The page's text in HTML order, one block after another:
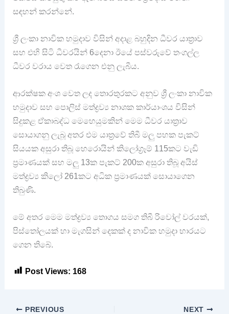
සඳහන් කරන්නේ.
ශ්‍රී ලංකා නාවික හමුදාව විසින් අදාළ බහුදින ධීවර යාත්‍රාව
සහ එහි සිටි ධීවරයින් 6දෙනා ඊයේ පස්වරුවේ තංගල්ල
ධීවර වරාය වෙත රැගෙන එනු ලැබීය.
ආරක්ෂක අංශ වෙත ලද තොරතුරකට අනුව ශ්‍රී ලංකා නාවික
හමුදාව සහ පොලිස් මත්ද්‍රව්‍ය නාශක කාර්යාංශය විසින්
සිදුකළ ඒකාබද්ධ මෙහෙයුමකින් මෙම ධීවර යාත්‍රාව
සොයාගනු ලැබූ අතර එම යාත්‍රවේ තිබී මලු පහක පැකට්
සියයක අසුරා තිබූ හෙරොයින් කිලෝග්‍රෑම් 115කට වැඩි
ප්‍රමාණයක් සහ මලු 13ක පැකට් 200ක අසුරා තිබූ අයිස්
මත්ද්‍රව්‍ය කිලෝ 261කට අධික ප්‍රමාණයක් සොයාගෙන
තිබුණි.
මේ අතර මෙම මත්ද්‍රව්‍ය තොගය සමග තිබී රිවෝල් වරයක්,
පිස්තෝලයක් හා මැගසින් දෙකක් ද නාවික හමුදා භාරයට
ගෙන තිබේ.
Post Views: 168
PREVIOUS NEXT